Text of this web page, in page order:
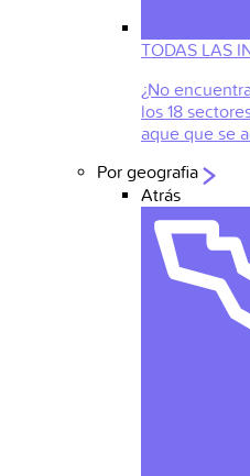
TODAS LAS
¿No
los 18
aque que se
Por geografia
Atrás